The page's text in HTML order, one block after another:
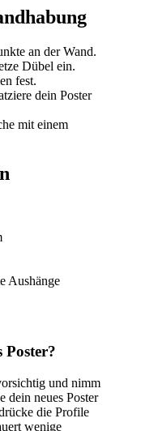
an der Wand.
Dübel ein.
fest.
dein Poster
mit einem
Aushänge
Poster?
und nimm
dein neues Poster
die Profile
wenige